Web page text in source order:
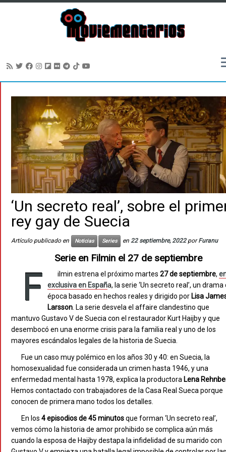
contenido
‘Un secreto real’, sobre el
rey gay de Suecia
Artículo publicado en Noticias Series en 22 septiembre, 2022 porFuranu
Serie en Filmin el 27 de septiembre
F ilmin estrena el próximo martes 27 de septiembre,
exclusiva en España, la serie ‘Un secreto real’, un drama
época basado en hechos reales y dirigido por Lisa
Larsson. La serie desvela el affaire clandestino que
mantuvo Gustavo V de Suecia con el restaurador Kurt Haijby y que
desembocó en una enorme crisis para la familia real y uno de los
mayores escándalos legales de la historia de Suecia.
Fue un caso muy polémico en los años 30 y 40: en Suecia, la
homosexualidad fue considerada un crimen hasta 1946, y una
enfermedad mental hasta 1978, explica la productora Lena
Hemos contactado con trabajadores de la Casa Real Sueca porque
conocen de primera mano todos los detalles.
En los 4 episodios de 45 minutosque forman ‘Un secreto real’,
vemos cómo la historia de amor prohibido se complica aún más
cuando la esposa de Haijby destapa la infidelidad de su marido con